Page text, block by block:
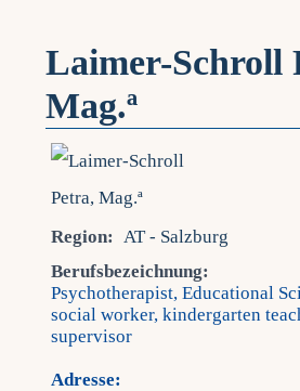
Laimer-Schroll
Mag.ª
Region: AT - Salzburg
Berufsbezeichnung:
Psychotherapist, Educational
social worker, kindergarten
supervisor
Adresse: